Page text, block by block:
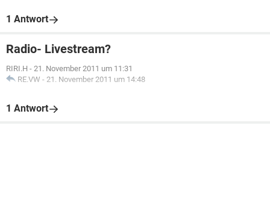
1 Antwort
Radio- Livestream?
RIRI.H - 21. November 2011 um 11:31
RE.VW - 21. November 2011 um 14:48
1 Antwort